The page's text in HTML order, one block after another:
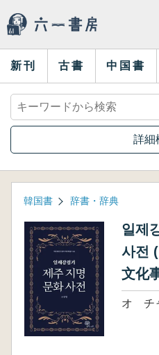
新刊 古書 中国書
詳細
韓国書 辞書・辞典
일제
사전
文化
オ チ